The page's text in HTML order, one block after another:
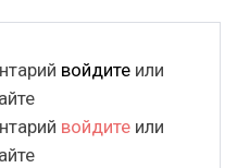
войдите или
войдите или